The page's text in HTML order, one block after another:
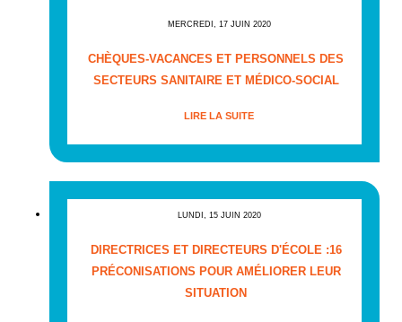
MERCREDI, 17 JUIN 2020
CHÈQUES-VACANCES ET PERSONNELS DES
SECTEURS SANITAIRE ET MÉDICO-SOCIAL
LIRE LA SUITE
LUNDI, 15 JUIN 2020
DIRECTRICES ET DIRECTEURS D'ÉCOLE :16
PRÉCONISATIONS POUR AMÉLIORER LEUR
SITUATION